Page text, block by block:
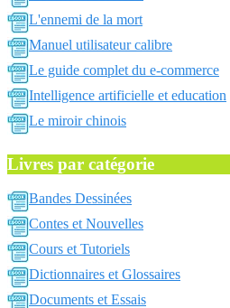
L'ennemi de la mort
Manuel utilisateur calibre
Le guide complet du e-commerce
Intelligence artificielle et education
Le miroir chinois
Livres par catégorie
Bandes Dessinées
Contes et Nouvelles
Cours et Tutoriels
Dictionnaires et Glossaires
Documents et Essais